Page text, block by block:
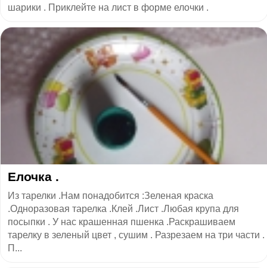
шарики . Приклейте на лист в форме елочки .
Елочка .
Из тарелки .Нам понадобится :Зеленая краска
.Одноразовая тарелка .Клей .Лист .Любая крупа для
посыпки . У нас крашенная пшенка .Раскрашиваем
тарелку в зеленый цвет , сушим . Разрезаем на три части .
П...